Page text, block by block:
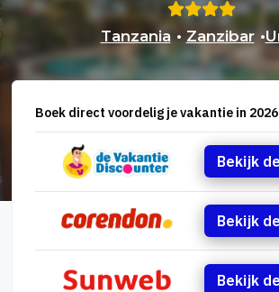
Tanzania • Zanzibar •
Boek direct voordelig je vakantie in 2026
Bekijk
Bekijk
Bekijk